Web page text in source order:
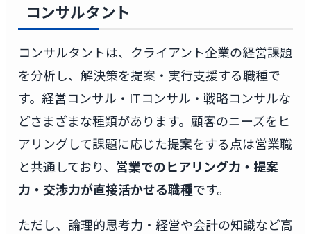
コンサルタント
コンサルタントは、クライアント企業の経営課題
を分析し、解決策を提案・実行支援する職種で
す。経営コンサル・ITコンサル・戦略コンサルな
どさまざまな種類があります。顧客のニーズをヒ
アリングして課題に応じた提案をする点は営業職
と共通しており、 営業でのヒアリング力・提案
力・交渉力が直接活かせる職種です。
ただし、論理的思考力・経営や会計の知識など高